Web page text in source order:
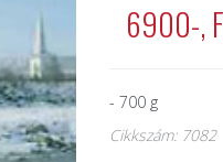
6900-,
- 700 g
Cikkszám: 7082